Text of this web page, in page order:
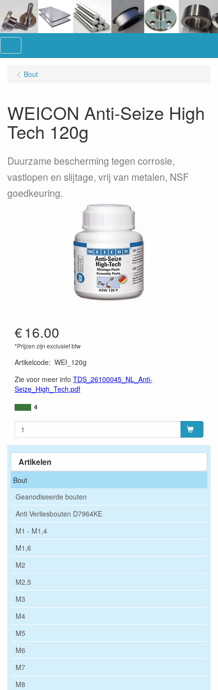
Artikelen
Bout
Geanodiseerde bouten
Anti Verliesbouten D7964KE
M1 - M1,4
M1,6
M2
M2,5
M3
M4
M5
M6
M7
M8
Bout
WEICON Anti-Seize High
Tech 120g
Duurzame bescherming tegen corrosie,
vastlopen en slijtage, vrij van metalen, NSF
goedkeuring.
€16.00
*Prijzen zijn exclusief btw
Artikelcode: WEI_120g
Zie voor meer info TDS_26100045_NL_Anti-
Seize_High_Tech.pdf
4